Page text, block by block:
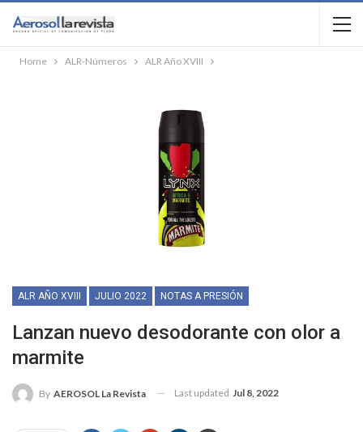
Home ALR-Números ALR Año XVIII
ALR AÑO XVIII JULIO 2022 NOTAS A PRESIÓN
Lanzan nuevo desodorante con olor a
marmite
By AEROSOL La Revista Last updated Jul 8, 2022